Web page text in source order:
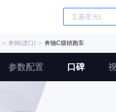
＞ 奔驰(进口) ＞ 奔驰C级轿跑车
参数配置 口碑